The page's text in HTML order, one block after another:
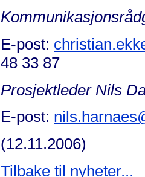
E-post:
48 33 87
Prosjektleder Nils
E-post:
(12.11.2006)
Tilbake til nyheter...